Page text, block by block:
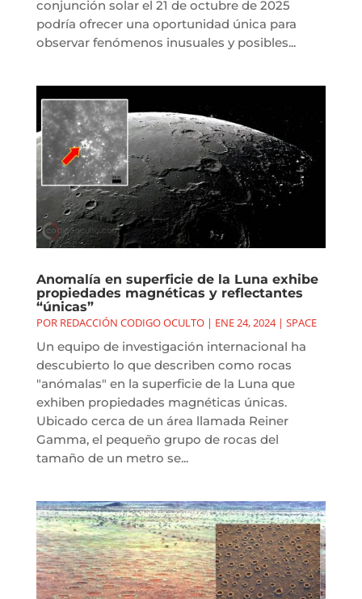
conjunción solar el 21 de octubre de 2025
podría ofrecer una oportunidad única para
observar fenómenos inusuales y posibles...
Anomalía en superficie de la Luna exhibe
propiedades magnéticas y reflectantes
“únicas”
POR REDACCIÓN CODIGO OCULTO| ENE 24, 2024| SPACE
Un equipo de investigación internacional ha
descubierto lo que describen como rocas
"anómalas" en la superficie de la Luna que
exhiben propiedades magnéticas únicas.
Ubicado cerca de un área llamada Reiner
Gamma, el pequeño grupo de rocas del
tamaño de un metro se...